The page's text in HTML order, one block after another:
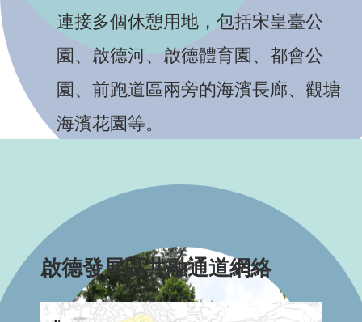
連接多個休憩用地，包括宋皇臺公
園、啟德河、啟德體育園、都會公
園、前跑道區兩旁的海濱長廊、觀塘
海濱花園等。
啟德發展區共融通道網絡